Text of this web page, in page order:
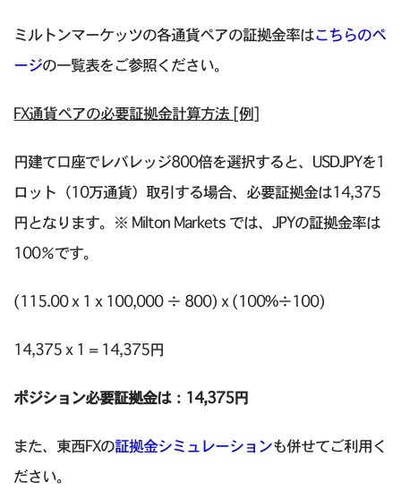
ミルトンマーケッツの各通貨ペアの証拠金率はこちらのペ
ージの一覧表をご参照ください。
FX通貨ペアの必要証拠金計算方法 [例]
円建て口座でレバレッジ800倍を選択すると、USDJPYを1
ロット（10万通貨）取引する場合、必要証拠金は14,375
円となります。※ Milton Markets では、JPYの証拠金率は
100％です。
(115.00 x 1 x 100,000 ÷ 800) x (100%÷100)
14,375 x 1 = 14,375円
ポジション必要証拠金は：14,375円
また、東西FXの証拠金シミュレーションも併せてご利用く
ださい。